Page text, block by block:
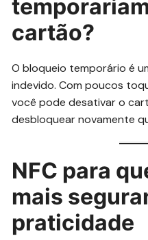
cartão?
O bloqueio temporário é
indevido. Com poucos
você pode desativar o
desbloquear novamente
NFC para
mais
praticidade